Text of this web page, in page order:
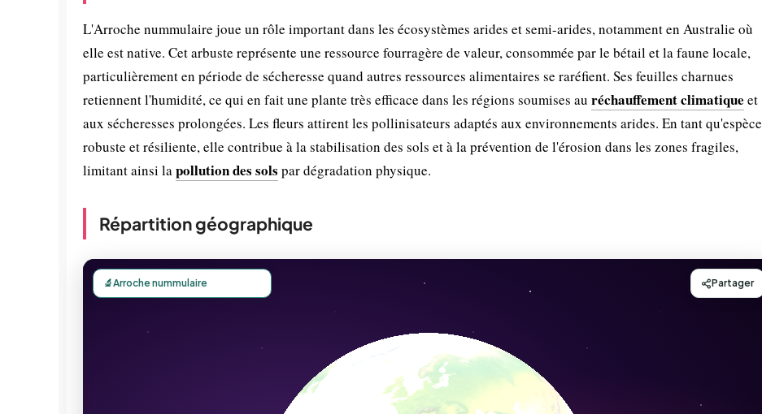
L'Arroche nummulaire joue un rôle important dans les écosystèmes arides et semi-arides, notamment en Australie où
elle est native. Cet arbuste représente une ressource fourragère de valeur, consommée par le bétail et la faune locale,
particulièrement en période de sécheresse quand autres ressources alimentaires se raréfient. Ses feuilles charnues
retiennent l'humidité, ce qui en fait une plante très efficace dans les régions soumises au réchauffement climatique et
aux sécheresses prolongées. Les fleurs attirent les pollinisateurs adaptés aux environnements arides. En tant qu'espèce
robuste et résiliente, elle contribue à la stabilisation des sols et à la prévention de l'érosion dans les zones fragiles,
limitant ainsi lapollution des sols par dégradation physique.
Répartition géographique